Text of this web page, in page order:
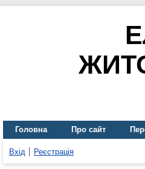
Головна Про сайт
Вхід Реєстрація